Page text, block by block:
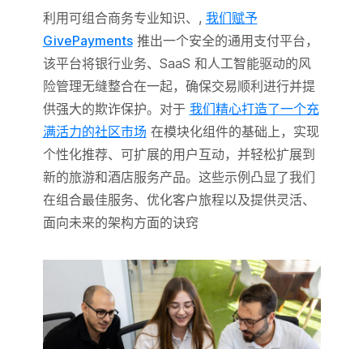
利用可组合商务专业知识、, 我们赋予
GivePayments推出一个安全的通用支付平台，
该平台将银行业务、SaaS 和人工智能驱动的风
险管理无缝整合在一起，确保交易顺利进行并提
供强大的欺诈保护。对于 我们精心打造了一个充
满活力的社区市场 在模块化组件的基础上，实现
个性化推荐、可扩展的用户互动，并轻松扩展到
新的旅游和酒店服务产品。这些示例凸显了我们
在组合最佳服务、优化客户旅程以及提供灵活、
面向未来的架构方面的诀窍